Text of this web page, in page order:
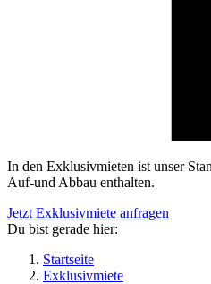
In den Exklusivmieten ist unser
Auf-und Abbau enthalten.
Jetzt Exklusivmiete anfragen
Du bist gerade hier:
Startseite
Exklusivmiete